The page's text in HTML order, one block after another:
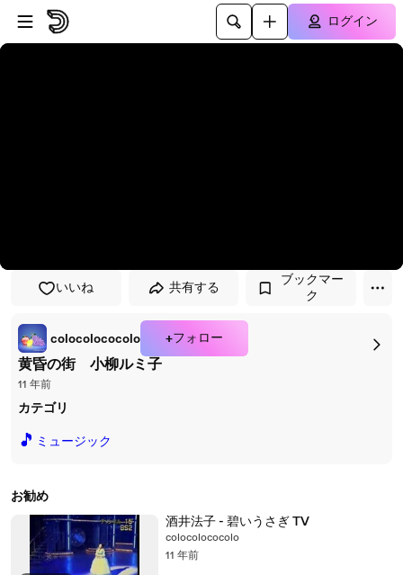
プレイヤーにスキップ
メインコンテンツにスキップ
ログイン
いいね 共有する
ブックマー
ク
colocolococolo +フォロー
黄昏の街 小柳ルミ子
11 年前
カテゴリ
🎵 ミュージック
お勧め
酒井法子 - 碧いうさぎ TV
colocolococolo
11 年前